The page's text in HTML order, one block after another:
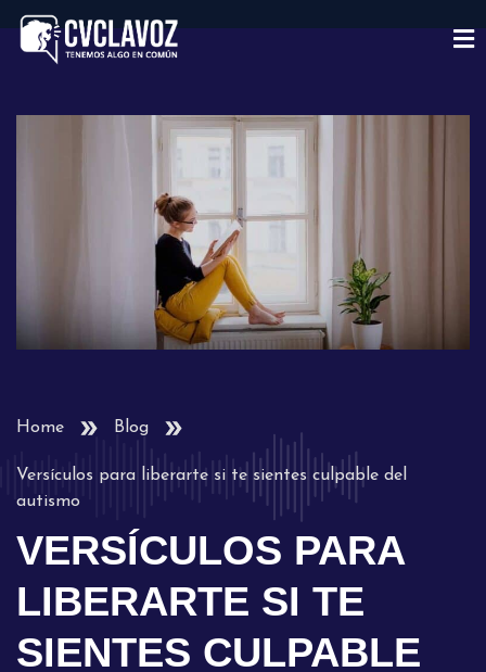
Home Blog
Versículos para liberarte si te sientes culpable del
autismo
VERSÍCULOS PARA
LIBERARTE SI TE
SIENTES CULPABLE